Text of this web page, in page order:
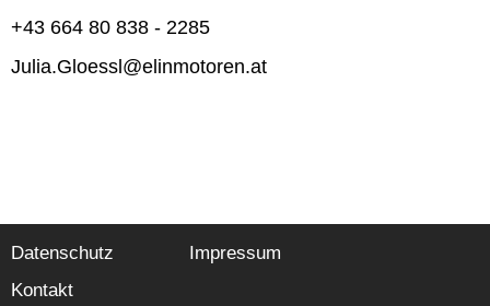
+43 664 80 838 - 2285
Julia.Gloessl@elinmotoren.at
Datenschutz
Impressum
Kontakt